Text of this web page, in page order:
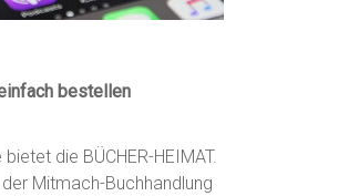
bestellen
die BÜCHER-HEIMAT.
Mitmach-Buchhandlung